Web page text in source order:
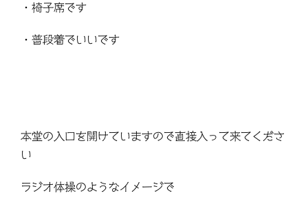
・椅子席です
・普段着でいいです
本堂の入口を開けていますので直接入って来てくださ
い
ラジオ体操のようなイメージで